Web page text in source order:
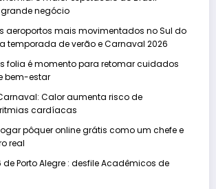
negócio
aeroportos mais movimentados no Sul do
temporada de verão e Carnaval 2026
folia é momento para retomar cuidados
bem-estar
Calor aumenta risco de
cardíacas
pôquer online grátis como um chefe e
real
Porto Alegre : desfile Acadêmicos de